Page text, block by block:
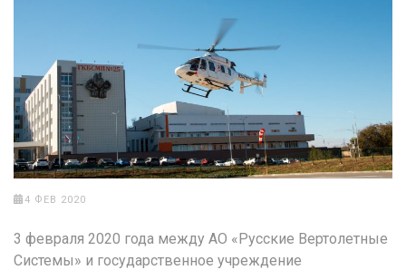
4 ФЕВ 2020
3 февраля 2020 года между АО «Русские Вертолетные
Системы» и государственное учреждение